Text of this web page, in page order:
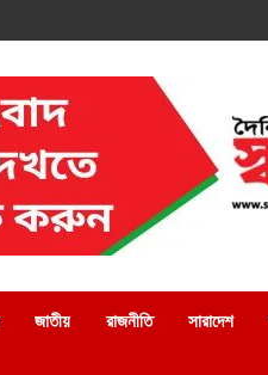
জাতীয় রাজনীতি সারাদেশ